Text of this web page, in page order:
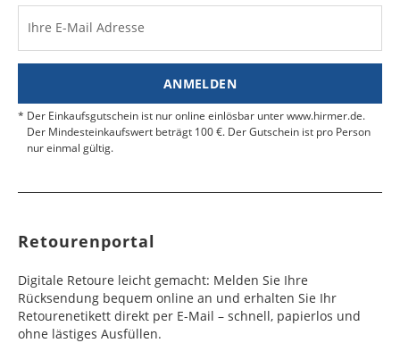
Ihre E-Mail Adresse
ANMELDEN
Der Einkaufsgutschein ist nur online einlösbar unter www.hirmer.de.
Der Mindesteinkaufswert beträgt 100 €. Der Gutschein ist pro Person
nur einmal gültig.
Retourenportal
Digitale Retoure leicht gemacht: Melden Sie Ihre
Rücksendung bequem online an und erhalten Sie Ihr
Retourenetikett direkt per E-Mail – schnell, papierlos und
ohne lästiges Ausfüllen.